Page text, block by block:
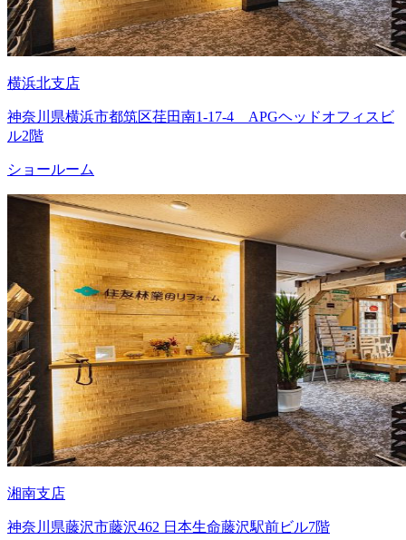
横浜北支店
神奈川県横浜市都筑区荏田南1-17-4 APGヘッドオフィスビ
ル2階
ショールーム
湘南支店
神奈川県藤沢市藤沢462 日本生命藤沢駅前ビル7階